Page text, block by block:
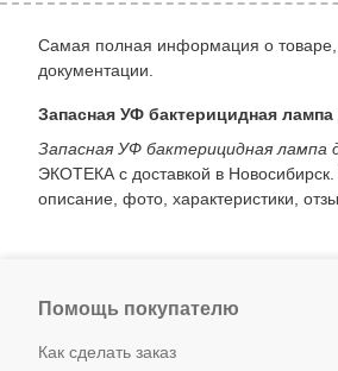
Самая полная информация о товаре,
документации.
Запасная УФ бактерицидная
Запасная УФ бактерицидная лампа
ЭКОТЕКА с доставкой в Новосибирск.
описание, фото, характеристики,
Помощь покупателю
Как сделать заказ